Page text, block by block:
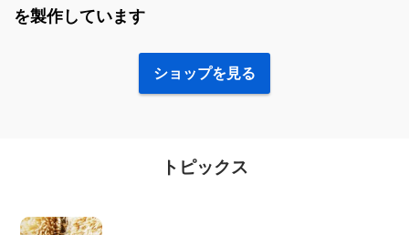
を製作しています
ショップを見る
トピックス